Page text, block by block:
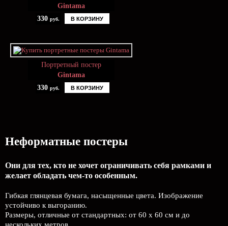
Gintama
330 руб. В КОРЗИНУ
Портретный постер
Gintama
330 руб. В КОРЗИНУ
Неформатные постеры
Они для тех, кто не хочет ограничивать себя рамками и
желает обладать чем-то особенным.
Гибкая глянцевая бумага, насыщенные цвета. Изображение
устойчиво к выгоранию.
Размеры, отличные от стандартных: от 60 х 60 см и до